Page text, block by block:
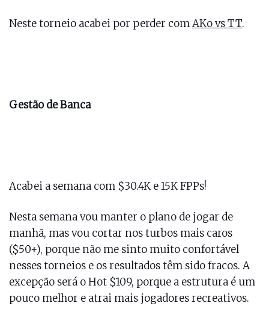
Neste torneio acabei por perder comAKo vs TT.
Gestão de Banca
Acabei a semana com $30.4K e 15K FPPs!
Nesta semana vou manter o plano de jogar de
manhã, mas vou cortar nos turbos mais caros
($50+), porque não me sinto muito confortável
nesses torneios e os resultados têm sido fracos. A
excepção será o Hot $109, porque a estrutura é um
pouco melhor e atrai mais jogadores recreativos.